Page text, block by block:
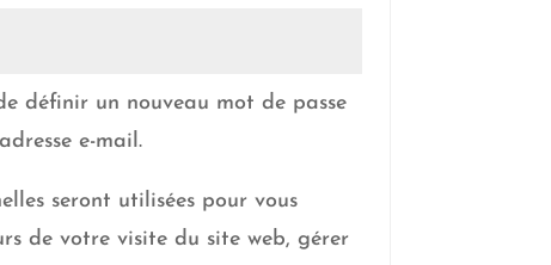
définir un nouveau mot de passe
e-mail.
seront utilisées pour vous
de votre visite du site web, gérer